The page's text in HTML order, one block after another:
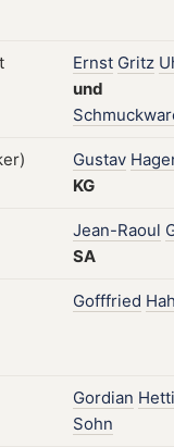
Ernst Gritz
und
Gustav
KG
Jean-Raoul
SA
Gofffried
Gordian
Sohn